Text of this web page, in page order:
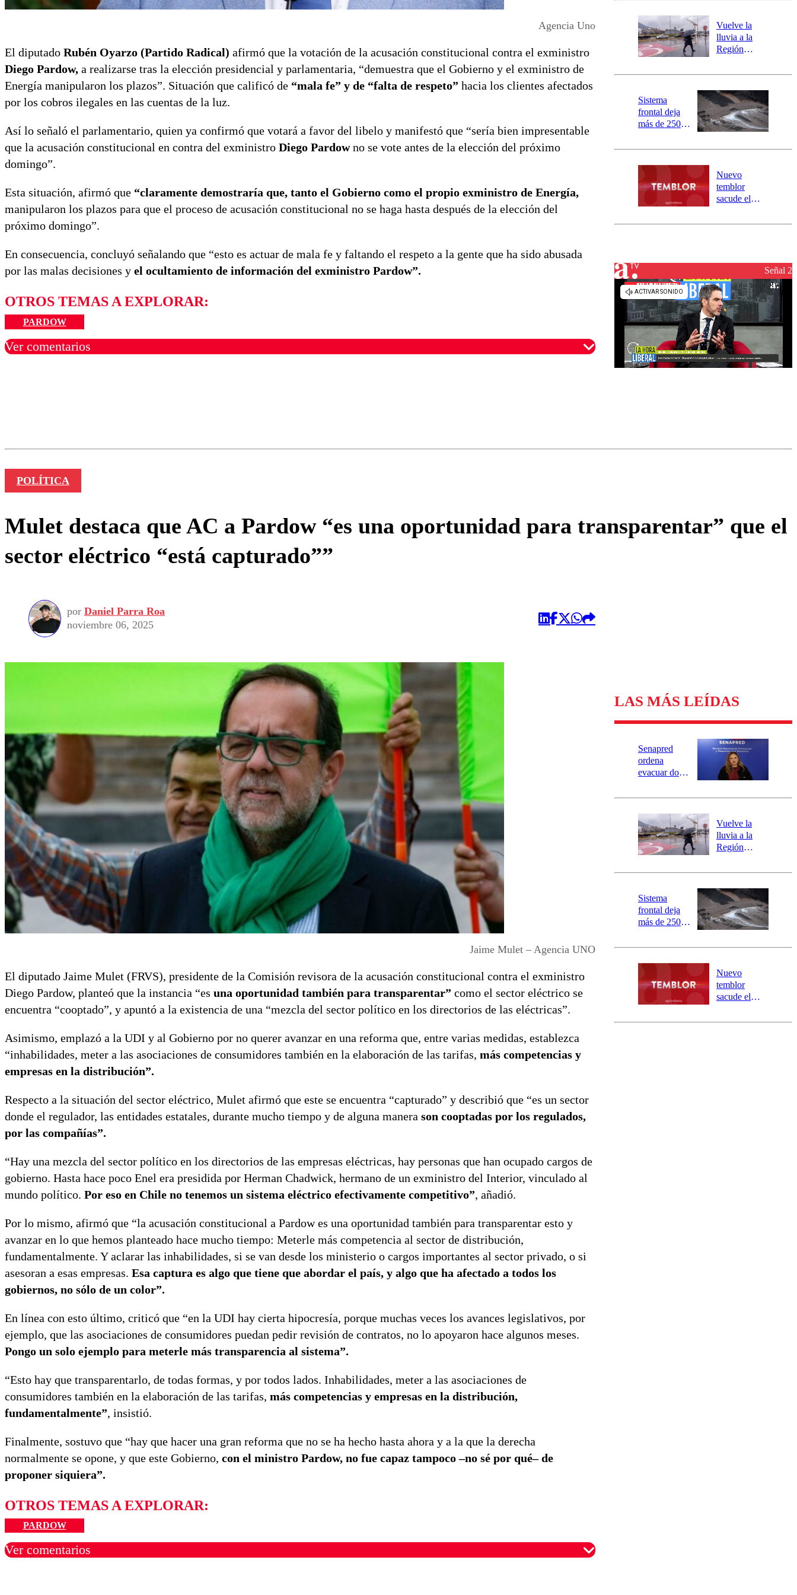
Agencia Uno
El diputado Rubén Oyarzo (Partido Radical) afirmó que la votación de la acusación constitucional contra el exministro
Diego Pardow, a realizarse tras la elección presidencial y parlamentaria, “demuestra que el Gobierno y el exministro de
Energía manipularon los plazos”. Situación que calificó de “mala fe” y de “falta de respeto” hacia los clientes afectados
por los cobros ilegales en las cuentas de la luz.
Así lo señaló el parlamentario, quien ya confirmó que votará a favor del libelo y manifestó que “sería bien impresentable
que la acusación constitucional en contra del exministro Diego Pardowno se vote antes de la elección del próximo
domingo”.
Esta situación, afirmó que “claramente demostraría que, tanto el Gobierno como el propio exministro de Energía,
manipularon los plazos para que el proceso de acusación constitucional no se haga hasta después de la elección del
próximo domingo”.
En consecuencia, concluyó señalando que “esto es actuar de mala fe y faltando el respeto a la gente que ha sido abusada
por las malas decisiones y el ocultamiento de información del exministro Pardow”.
OTROS TEMAS A EXPLORAR:
PARDOW
Ver comentarios
río Damas:
activa
mensajería
SAE
Vuelve la
lluvia a la
Región
este es el
la DMC para
este viernes
Sistema
frontal deja
más de 250
y 317
aisladas entre
Valparaíso y
Los Ríos
Nuevo
temblor
sacude el
revisa la
Señal 2
POLÍTICA
Mulet destaca que AC a Pardow “es una oportunidad para transparentar” que el
sector eléctrico “está capturado””
por Daniel Parra Roa
noviembre 06, 2025
Jaime Mulet – Agencia UNO
El diputado Jaime Mulet (FRVS), presidente de la Comisión revisora de la acusación constitucional contra el exministro
Diego Pardow, planteó que la instancia “es una oportunidad también para transparentar” como el sector eléctrico se
encuentra “cooptado”, y apuntó a la existencia de una “mezcla del sector político en los directorios de las eléctricas”.
Asimismo, emplazó a la UDI y al Gobierno por no querer avanzar en una reforma que, entre varias medidas, establezca
“inhabilidades, meter a las asociaciones de consumidores también en la elaboración de las tarifas, más competencias y
empresas en la distribución”.
Respecto a la situación del sector eléctrico, Mulet afirmó que este se encuentra “capturado” y describió que “es un sector
donde el regulador, las entidades estatales, durante mucho tiempo y de alguna manera son cooptadas por los regulados,
por las compañías”.
“Hay una mezcla del sector político en los directorios de las empresas eléctricas, hay personas que han ocupado cargos de
gobierno. Hasta hace poco Enel era presidida por Herman Chadwick, hermano de un exministro del Interior, vinculado al
mundo político. Por eso en Chile no tenemos un sistema eléctrico efectivamente competitivo”, añadió.
Por lo mismo, afirmó que “la acusación constitucional a Pardow es una oportunidad también para transparentar esto y
avanzar en lo que hemos planteado hace mucho tiempo: Meterle más competencia al sector de distribución,
fundamentalmente. Y aclarar las inhabilidades, si se van desde los ministerio o cargos importantes al sector privado, o si
asesoran a esas empresas. Esa captura es algo que tiene que abordar el país, y algo que ha afectado a todos los
gobiernos, no sólo de un color”.
En línea con esto último, criticó que “en la UDI hay cierta hipocresía, porque muchas veces los avances legislativos, por
ejemplo, que las asociaciones de consumidores puedan pedir revisión de contratos, no lo apoyaron hace algunos meses.
Pongo un solo ejemplo para meterle más transparencia al sistema”.
“Esto hay que transparentarlo, de todas formas, y por todos lados. Inhabilidades, meter a las asociaciones de
consumidores también en la elaboración de las tarifas, más competencias y empresas en la distribución,
fundamentalmente”, insistió.
Finalmente, sostuvo que “hay que hacer una gran reforma que no se ha hecho hasta ahora y a la que la derecha
normalmente se opone, y que este Gobierno, con el ministro Pardow, no fue capaz tampoco –no sé por qué– de
proponer siquiera”.
OTROS TEMAS A EXPLORAR:
PARDOW
Ver comentarios
LAS MÁS LEÍDAS
Senapred
ordena
evacuar dos
Carahue por
río Damas:
activa
mensajería
SAE
Vuelve la
lluvia a la
Región
este es el
la DMC para
este viernes
Sistema
frontal deja
más de 250
y 317
aisladas entre
Valparaíso y
Los Ríos
Nuevo
temblor
sacude el
revisa la